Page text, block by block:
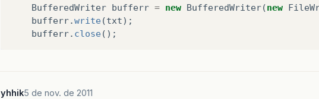
BufferedWriter bufferr = new BufferedWriter(new
bufferr.write(txt);
bufferr. close();
yhhik5 de nov. de 2011